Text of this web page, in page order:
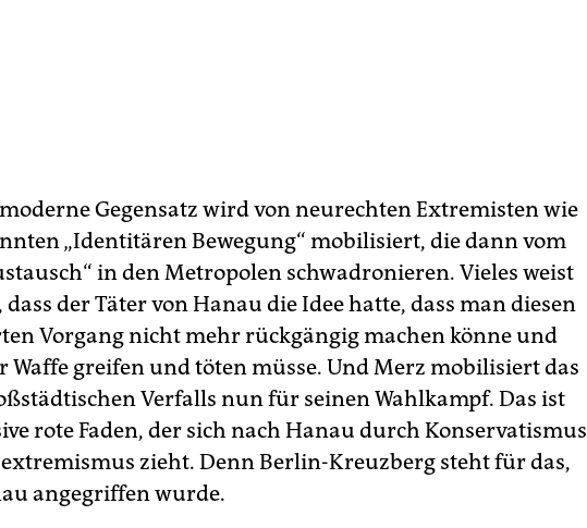
Gegensatz wird von neurechten Extremisten wie
„Identitären Bewegung“ mobilisiert, die dann vom
in den Metropolen schwadronieren. Vieles weist
der Täter von Hanau die Idee hatte, dass man diesen
Vorgang nicht mehr rückgängig machen könne und
Waffe greifen und töten müsse. Und Merz mobilisiert das
Verfalls nun für seinen Wahlkampf. Das ist
rote Faden, der sich nach Hanau durch Konservatismus
zieht. Denn Berlin-Kreuzberg steht für das,
angegriffen wurde.